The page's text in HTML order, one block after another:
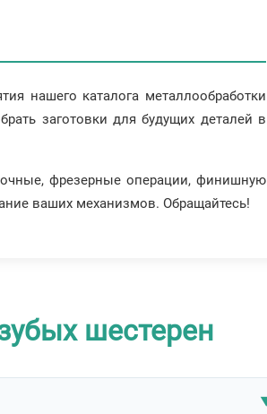
нашего каталога металлообработки
заготовки для будущих деталей в
фрезерные операции, финишную
ваших механизмов. Обращайтесь!
шестерен